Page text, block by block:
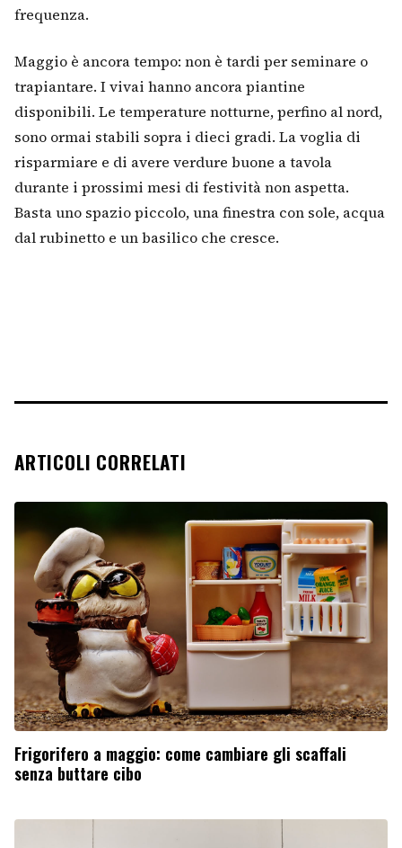
frequenza.
Maggio è ancora tempo: non è tardi per seminare o
trapiantare. I vivai hanno ancora piantine
disponibili. Le temperature notturne, perfino al nord,
sono ormai stabili sopra i dieci gradi. La voglia di
risparmiare e di avere verdure buone a tavola
durante i prossimi mesi di festività non aspetta.
Basta uno spazio piccolo, una finestra con sole, acqua
dal rubinetto e un basilico che cresce.
ARTICOLI CORRELATI
Frigorifero a maggio: come cambiare gli scaffali
senza buttare cibo